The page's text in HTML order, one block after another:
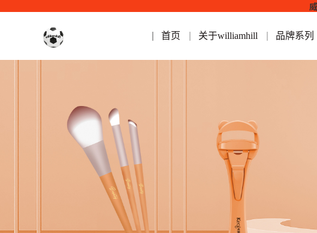
首页 关于williamhill 品牌系列